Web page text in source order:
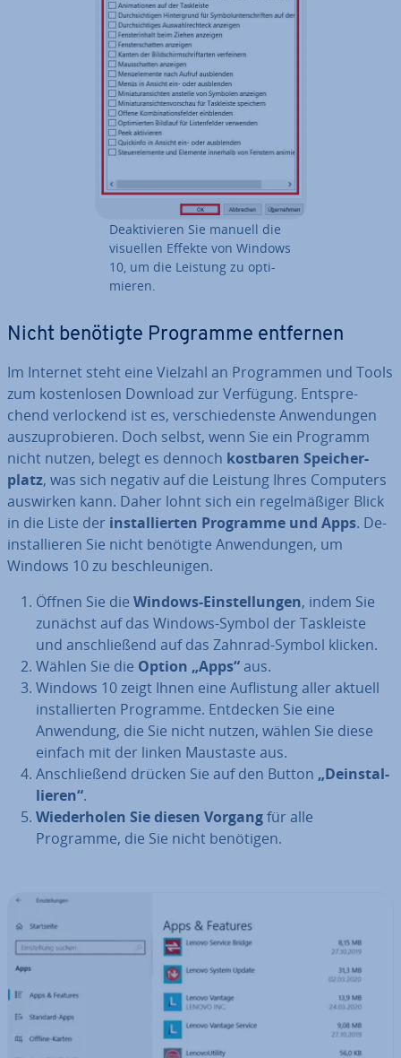
De­ak­ti­vie­ren Sie manuell die
visuellen Effekte von Windows
10, um die Leistung zu op­ti­
mie­ren.
Nicht benötigte Programme entfernen
Im Internet steht eine Vielzahl an Pro­gram­men und Tools
zum kos­ten­lo­sen Download zur Verfügung. Ent­spre­
chend ver­lo­ckend ist es, ver­schie­dens­te An­wen­dun­gen
aus­zu­pro­bie­ren. Doch selbst, wenn Sie ein Programm
nicht nutzen, belegt es dennoch kostbaren Spei­cher­
platz, was sich negativ auf die Leistung Ihres Computers
auswirken kann. Daher lohnt sich ein re­gel­mä­ßi­ger Blick
in die Liste der in­stal­lier­ten Programme und Apps. De­
instal­lie­ren Sie nicht benötigte An­wen­dun­gen, um
Windows 10 zu be­schleu­ni­gen.
Öffnen Sie die Windows-Ein­stel­lun­gen, indem Sie
zunächst auf das Windows-Symbol der Task­leis­te
und an­schlie­ßend auf das Zahnrad-Symbol klicken.
Wählen Sie die Option „Apps“aus.
Windows 10 zeigt Ihnen eine Auf­lis­tung aller aktuell
in­stal­lier­ten Programme. Entdecken Sie eine
Anwendung, die Sie nicht nutzen, wählen Sie diese
einfach mit der linken Maustaste aus.
An­schlie­ßend drücken Sie auf den Button „De­instal­
lie­ren“.
Wie­der­ho­len Sie diesen Vorgangfür alle
Programme, die Sie nicht benötigen.